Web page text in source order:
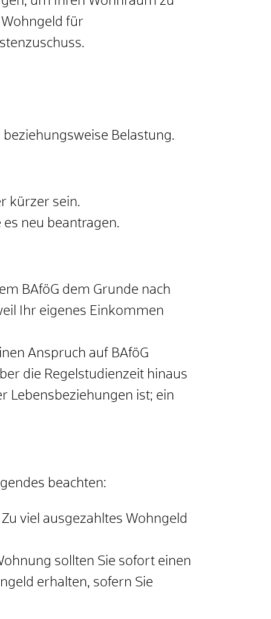
für
Belastung.
kürzer sein.
neu beantragen.
BAföG dem Grunde nach
Ihr eigenes Einkommen
Anspruch auf BAföG
die Regelstudienzeit hinaus
Lebensbeziehungen ist; ein
beachten:
viel ausgezahltes Wohngeld
sollten Sie sofort einen
erhalten, sofern Sie